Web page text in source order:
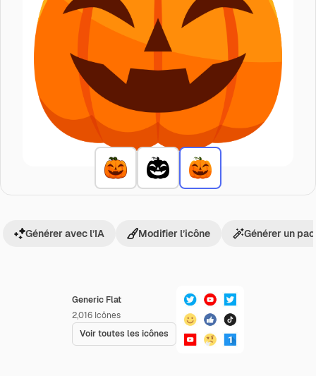
Generic Flat
2,016 Icônes
Voir toutes les icônes
Générer avec l’IA Modifier l’icône Générer un